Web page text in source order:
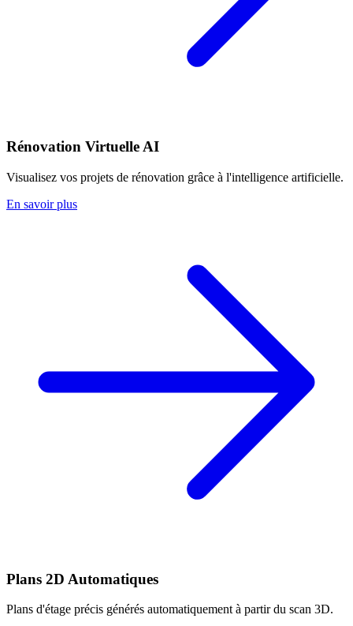
Rénovation Virtuelle AI
Visualisez vos projets de rénovation grâce à l'intelligence artificielle.
En savoir plus
Plans 2D Automatiques
Plans d'étage précis générés automatiquement à partir du scan 3D.